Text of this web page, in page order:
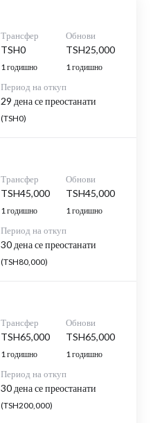
Трансфер
TSH0
1 годишно
Обнови
TSH25,000
1 годишно
Период на откуп
29 дена се преостанати
(TSH0)
Трансфер
TSH45,000
1 годишно
Обнови
TSH45,000
1 годишно
Период на откуп
30 дена се преостанати
(TSH80,000)
Трансфер
TSH65,000
1 годишно
Обнови
TSH65,000
1 годишно
Период на откуп
30 дена се преостанати
(TSH200,000)